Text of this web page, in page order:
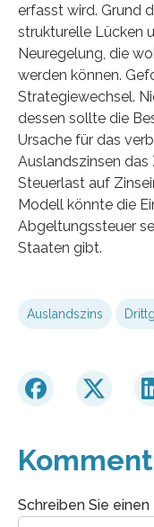
erfasst wird. Grund
strukturelle Lücken
Neuregelung, die
werden können.
Strategiewechsel.
dessen sollte die
Ursache für das
Auslandszinsen das
Steuerlast auf
Modell könnte die
Abgeltungssteuer
Staaten gibt.
Auslandszins
Schreiben Sie